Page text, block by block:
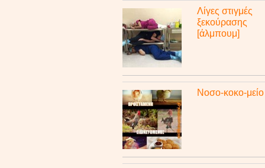
Λίγες στιγμές
ξεκούρασης
[άλμπουμ]
Νοσο-κοκο-μείο